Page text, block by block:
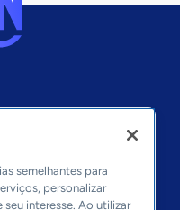
semelhantes para
personalizar
interesse. Ao utilizar